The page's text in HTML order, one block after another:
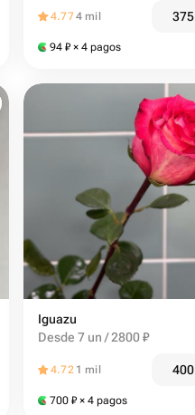
4.774 mil 375
94 ₽ × 4 pagos
Iguazu
Desde 7 un / 2800 ₽
4.72 1 mil 400
700 ₽ × 4 pagos